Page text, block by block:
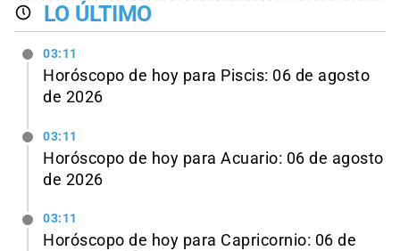
LO ÚLTIMO
03:11
Horóscopo de hoy para Piscis: 06 de agosto
de 2026
03:11
Horóscopo de hoy para Acuario: 06 de agosto
de 2026
03:11
Horóscopo de hoy para Capricornio: 06 de